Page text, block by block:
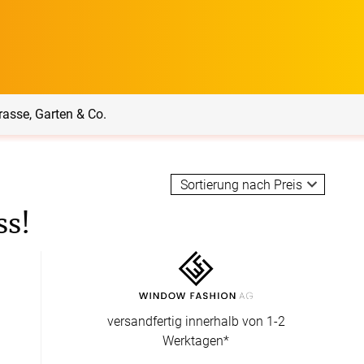
Balkon Sichtschutz
Service
Messanleitung
Montageanleitung
Garten & Co.
versandfertig innerhalb von 1-2
Werktagen*